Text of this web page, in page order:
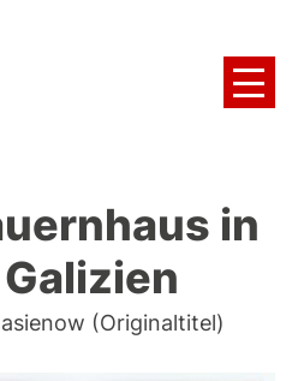
in
(Originaltitel)